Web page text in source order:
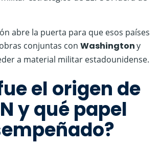
abre la puerta para que esos países
conjuntas con Washingtony
a material militar estadounidense.
el origen de
y qué papel